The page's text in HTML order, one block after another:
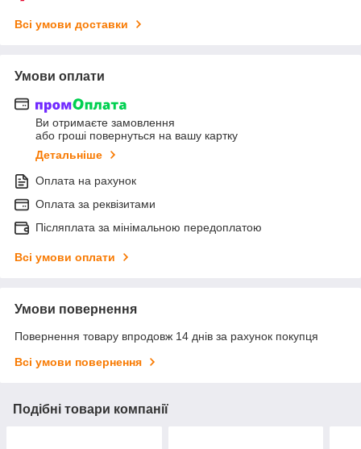
Всі умови доставки
Умови оплати
Ви отримаєте замовлення
або гроші повернуться на вашу картку
Детальніше
Оплата на рахунок
Оплата за реквізитами
Післяплата за мінімальною передоплатою
Всі умови оплати
Умови повернення
Повернення товару впродовж 14 днів за рахунок покупця
Всі умови повернення
Подібні товари компанії